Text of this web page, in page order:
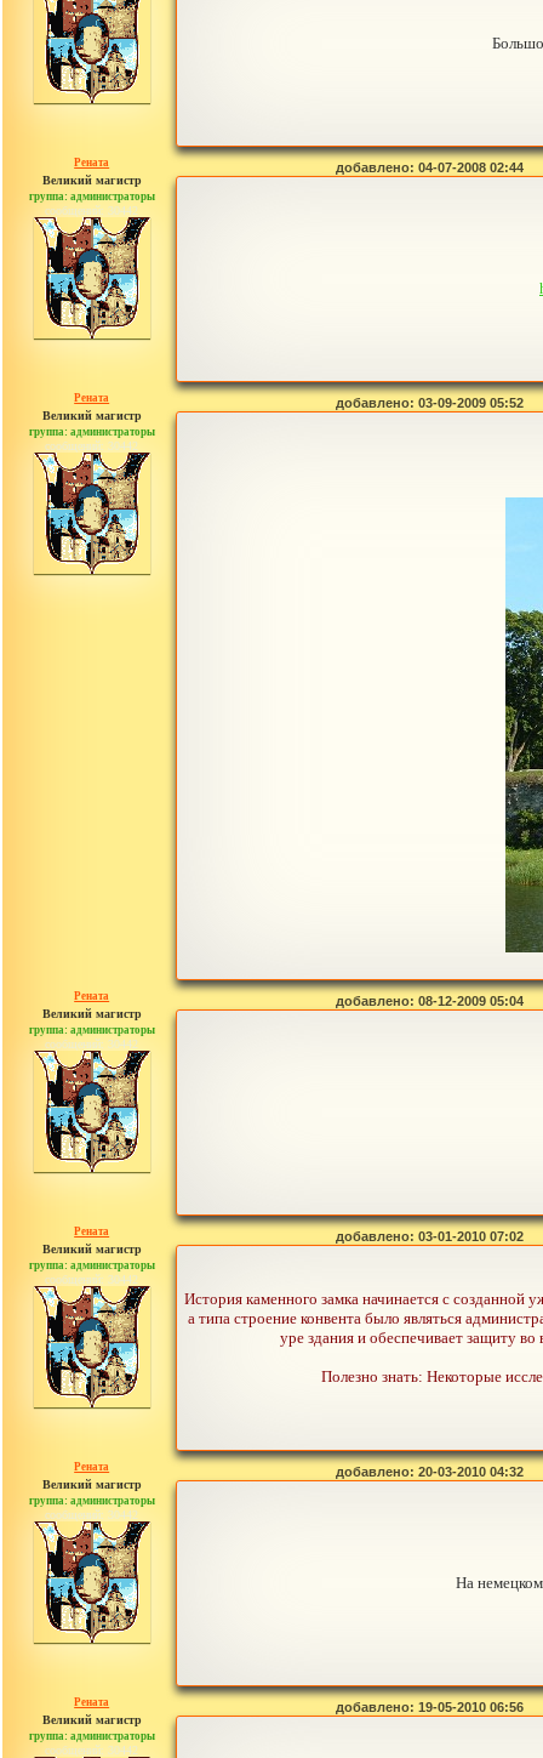
Рената
Великий магистр
группа: администраторы
сообщений: 30442
добавлено: 04-07-2008 02:44
Рената
Великий магистр
группа: администраторы
сообщений: 30442
добавлено: 03-09-2009 05:52
Рената
Великий магистр
группа: администраторы
сообщений: 30442
добавлено: 08-12-2009 05:04
Рената
Великий магистр
группа: администраторы
сообщений: 30442
добавлено: 03-01-2010 07:02
История каменного замка начинается с созданной
а типа строение конвента было являться
уре здания и обеспечивает защиту
Полезно знать: Некоторые
Рената
Великий магистр
группа: администраторы
сообщений: 30442
добавлено: 20-03-2010 04:32
На
Рената
Великий магистр
группа: администраторы
сообщений: 30442
добавлено: 19-05-2010 06:56